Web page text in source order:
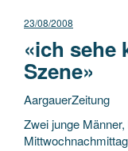
23/08/2008
«ich sehe
Szene»
AargauerZeitung
Zwei junge